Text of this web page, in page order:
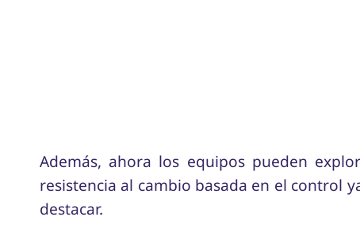
Además, ahora los equipos pueden
resistencia al cambio basada en el control
destacar.